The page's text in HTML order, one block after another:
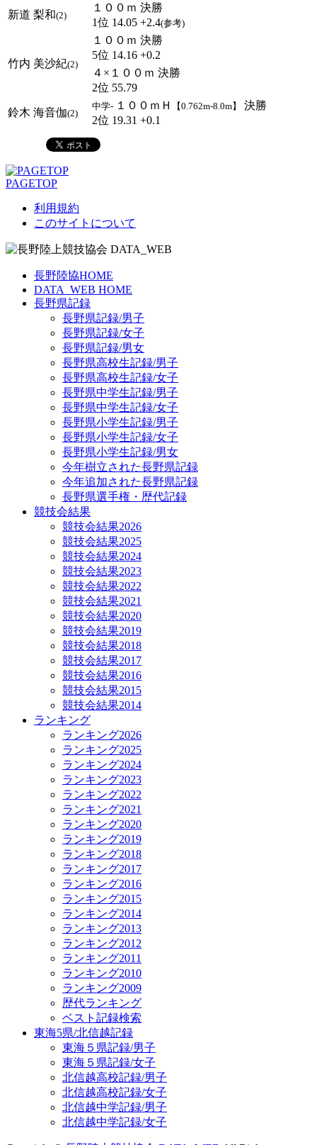
新道 梨和(2)
１００ｍ 決勝
1位 14.05 +2.4(参考)
竹内 美沙紀(2)
１００ｍ 決勝
5位 14.16 +0.2
４×１００ｍ 決勝
2位 55.79
鈴木 海音伽(2)
中学- １００ｍＨ 【0.762m-8.0m】
決勝
2位 19.31 +0.1
PAGETOP
利用規約
このサイトについて
長野陸協HOME
DATA_WEB HOME
長野県記録
長野県記録/男子
長野県記録/女子
長野県記録/男女
長野県高校生記録/男子
長野県高校生記録/女子
長野県中学生記録/男子
長野県中学生記録/女子
長野県小学生記録/男子
長野県小学生記録/女子
長野県小学生記録/男女
今年樹立された長野県記録
今年追加された長野県記録
長野県選手権・歴代記録
競技会結果
競技会結果2026
競技会結果2025
競技会結果2024
競技会結果2023
競技会結果2022
競技会結果2021
競技会結果2020
競技会結果2019
競技会結果2018
競技会結果2017
競技会結果2016
競技会結果2015
競技会結果2014
ランキング
ランキング2026
ランキング2025
ランキング2024
ランキング2023
ランキング2022
ランキング2021
ランキング2020
ランキング2019
ランキング2018
ランキング2017
ランキング2016
ランキング2015
ランキング2014
ランキング2013
ランキング2012
ランキング2011
ランキング2010
ランキング2009
歴代ランキング
ベスト記録検索
東海5県/北信越記録
東海５県記録/男子
東海５県記録/女子
北信越高校記録/男子
北信越高校記録/女子
北信越中学記録/男子
北信越中学記録/女子